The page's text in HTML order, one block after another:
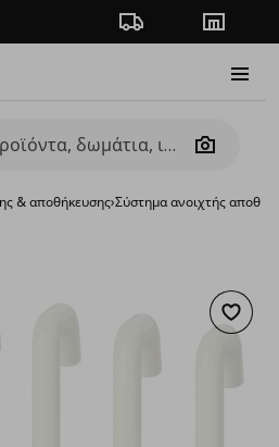
Πορεία παραγγελίας
Camera
& αποθήκευσης›Σύστημα ανοιχτής